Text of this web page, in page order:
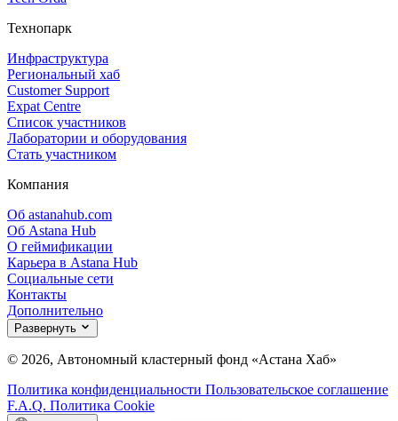
Технопарк
Инфраструктура
Региональный хаб
Customer Support
Expat Centre
Список участников
Лаборатории и оборудования
Стать участником
Компания
Об astanahub.com
Об Astana Hub
О геймификации
Карьера в Astana Hub
Социальные сети
Контакты
Дополнительно
Развернуть
© 2026, Автономный кластерный фонд «Астана Хаб»
Политика конфиденциальности Пользовательское соглашение
F.A.Q. Политика Cookie